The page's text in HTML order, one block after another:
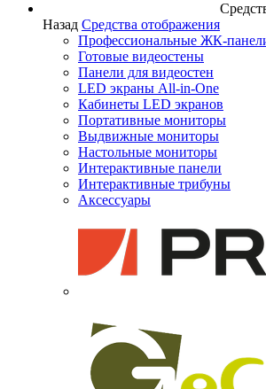
Назад Средства отображения
Профессиональные ЖК-
Готовые видеостены
Панели для видеостен
LED экраны All-in-One
Кабинеты LED экранов
Портативные мониторы
Выдвижные мониторы
Настольные мониторы
Интерактивные панели
Интерактивные трибуны
Аксессуары